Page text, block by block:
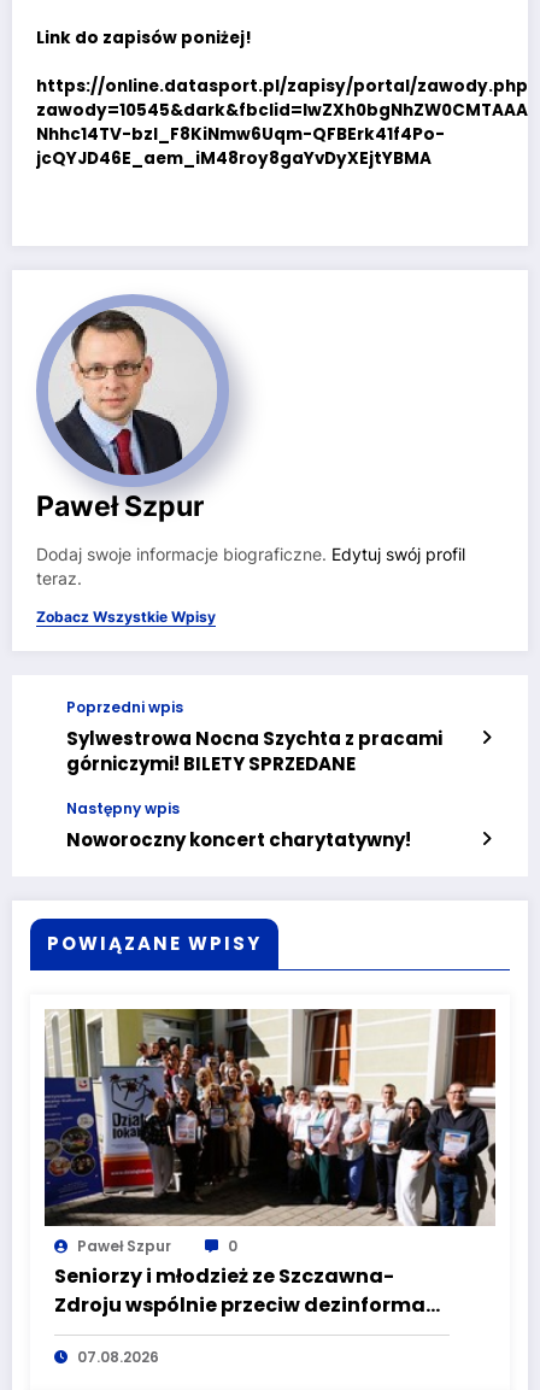
Link do zapisów poniżej!
https://online.datasport.pl/zapisy/portal/zawody.php?
Nhhc14TV-bzI_F8KiNmw6Uqm-QFBErk41f4Po-
jcQYJD46E_aem_iM48roy8gaYvDyXEjtYBMA
Paweł Szpur
Dodaj swoje informacje biograficzne. Edytuj swój profil
teraz.
Zobacz Wszystkie Wpisy
Poprzedni wpis
Sylwestrowa Nocna Szychta z pracami
górniczymi! BILETY SPRZEDANE
Następny wpis
Noworoczny koncert charytatywny!
POWIĄZANE WPISY
Paweł Szpur 0
Seniorzy i młodzież ze Szczawna-
Zdroju wspólnie przeciw dezinformacji
i manipulacji
07.08.2026